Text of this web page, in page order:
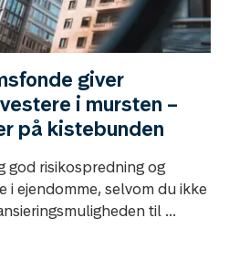
giver
i mursten –
på kistebunden
god risikospredning og
i ejendomme, selvom du ikke
til ...